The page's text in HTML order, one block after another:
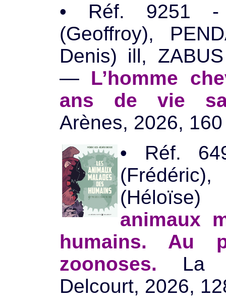
• Réf. 9251 -
(Geoffroy),
Denis) ill,
— L’homme
ans de vie
Arènes, 2026,
• Réf.
(Frédéric),
animaux
humains. Au
zoonoses. La
Delcourt, 2026,